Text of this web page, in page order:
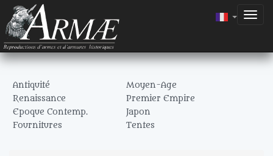
Antiquité
Moyen-Age
Renaissance
Premier Empire
Epoque Contemp.
Japon
Fournitures
Tentes